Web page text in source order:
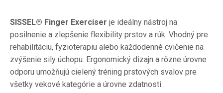
SISSEL® Finger Exerciser je ideálny nástroj na
posilnenie a zlepšenie flexibility prstov a rúk. Vhodný pre
rehabilitáciu, fyzioterapiu alebo každodenné cvičenie na
zvýšenie sily úchopu. Ergonomický dizajn a rôzne úrovne
odporu umožňujú cielený tréning prstových svalov pre
všetky vekové kategórie a úrovne zdatnosti.